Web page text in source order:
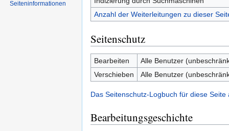
Anzahl der Weiterleitungen zu dieser
Seitenschutz
Bearbeiten
Alle Benutzer
Verschieben
Alle Benutzer
Das Seitenschutz-Logbuch für diese Seite
Bearbeitungsgeschichte
Seiten­informationen